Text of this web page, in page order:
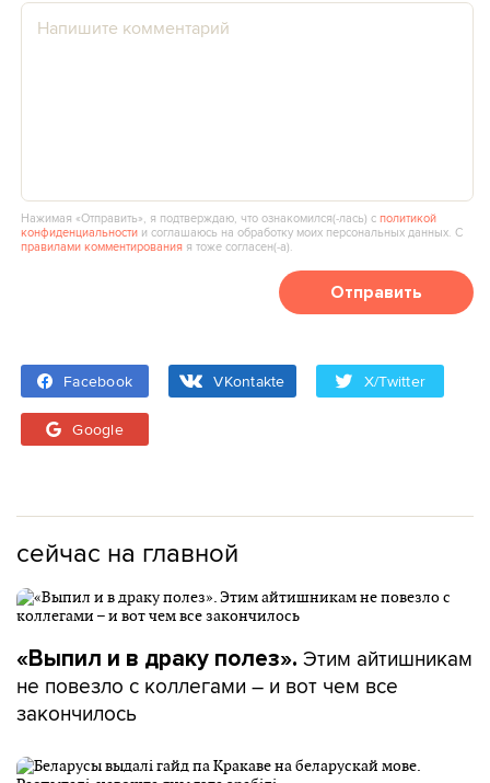
Нажимая «Отправить», я подтверждаю, что ознакомился(‑лась) сполитикой
конфиденциальности и соглашаюсь на обработку моих персональных данных. С
правилами комментирования я тоже согласен(‑а).
Отправить
Facebook VKontakte X/Twitter
Google
сейчас на главной
«Выпил и в драку полез». Этим айтишникам
не повезло с коллегами – и вот чем все
закончилось